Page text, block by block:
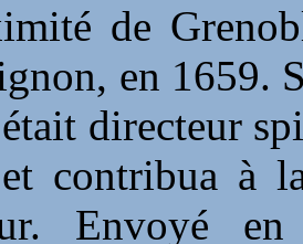
de
en 1659.
directeur
contribua à
Envoyé